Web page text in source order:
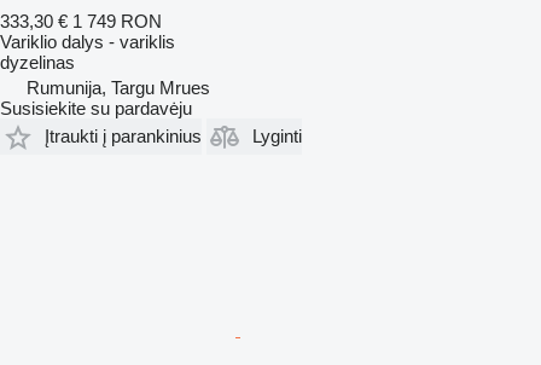
333,30 € 1 749 RON
Variklio dalys - variklis
dyzelinas
Rumunija, Targu Mrues
Susisiekite su pardavėju
Įtraukti į parankinius
Lyginti